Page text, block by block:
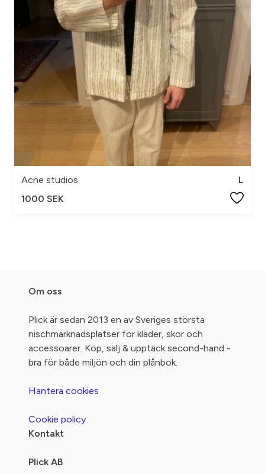
Acne studios
L
1000 SEK
Om oss
Plick är sedan 2013 en av Sveriges största
nischmarknadsplatser för kläder, skor och
accessoarer. Köp, sälj & upptäck second-hand -
bra för både miljön och din plånbok.
Hantera cookies
Cookie policy
Kontakt
Plick AB